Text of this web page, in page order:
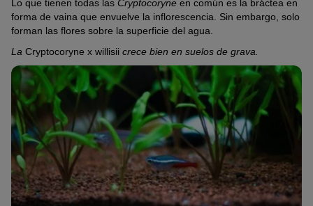
Lo que tienen todas las Cryptocoryne en común es la bráctea en
forma de vaina que envuelve la inflorescencia. Sin embargo, solo
forman las flores sobre la superficie del agua.
La Cryptocoryne x willisii crece bien en suelos de grava.